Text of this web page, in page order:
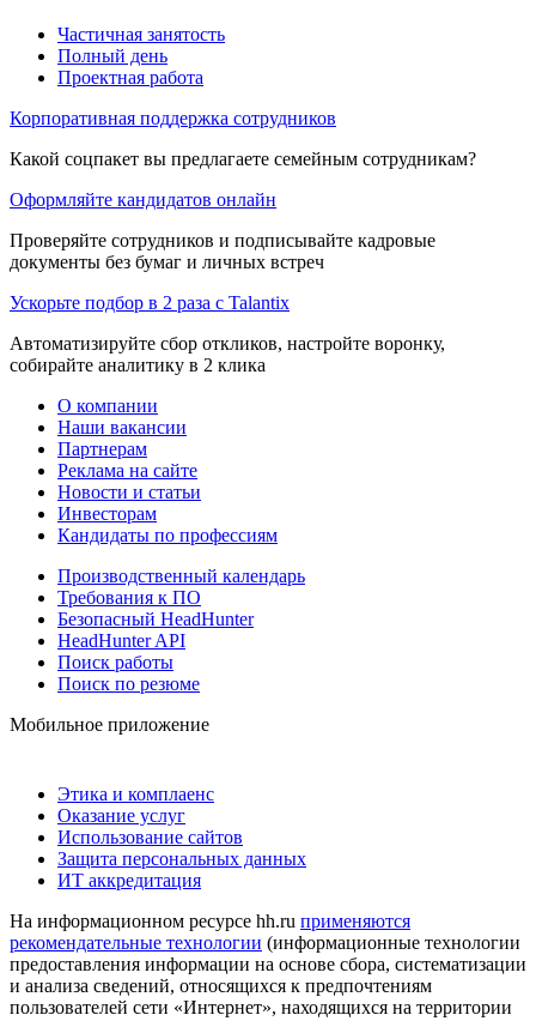
Частичная занятость
Полный день
Проектная работа
Корпоративная поддержка сотрудников
Какой соцпакет вы предлагаете семейным сотрудникам?
Оформляйте кандидатов онлайн
Проверяйте сотрудников и подписывайте кадровые
документы без бумаг и личных встреч
Ускорьте подбор в 2 раза с Talantix
Автоматизируйте сбор откликов, настройте воронку,
собирайте аналитику в 2 клика
О компании
Наши вакансии
Партнерам
Реклама на сайте
Новости и статьи
Инвесторам
Кандидаты по профессиям
Производственный календарь
Требования к ПО
Безопасный HeadHunter
HeadHunter API
Поиск работы
Поиск по резюме
Мобильное приложение
Этика и комплаенс
Оказание услуг
Использование сайтов
Защита персональных данных
ИТ аккредитация
На информационном ресурсе hh.ru применяются
рекомендательные технологии (информационные технологии
предоставления информации на основе сбора, систематизации
и анализа сведений, относящихся к предпочтениям
пользователей сети «Интернет», находящихся на территории